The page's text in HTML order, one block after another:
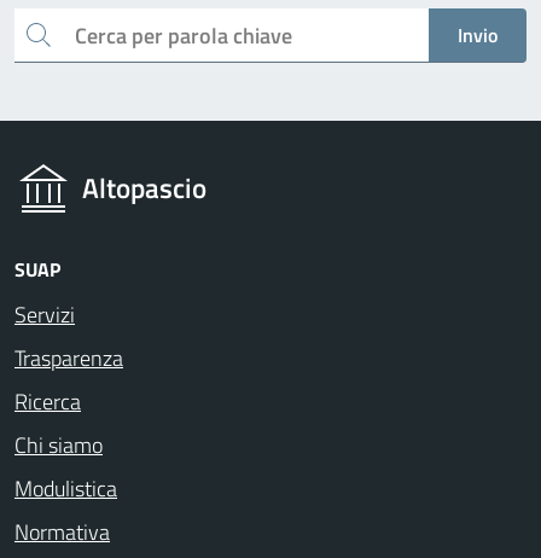
Cerca Invio
Altopascio
SUAP
Servizi
Trasparenza
Ricerca
Chi siamo
Modulistica
Normativa